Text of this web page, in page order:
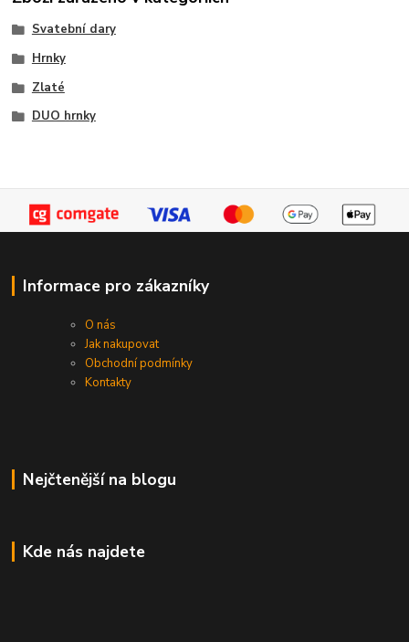
Svatební dary
Hrnky
Zlaté
DUO hrnky
Informace pro zákazníky
O nás
Jak nakupovat
Obchodní podmínky
Kontakty
Nejčtenější na blogu
Kde nás najdete